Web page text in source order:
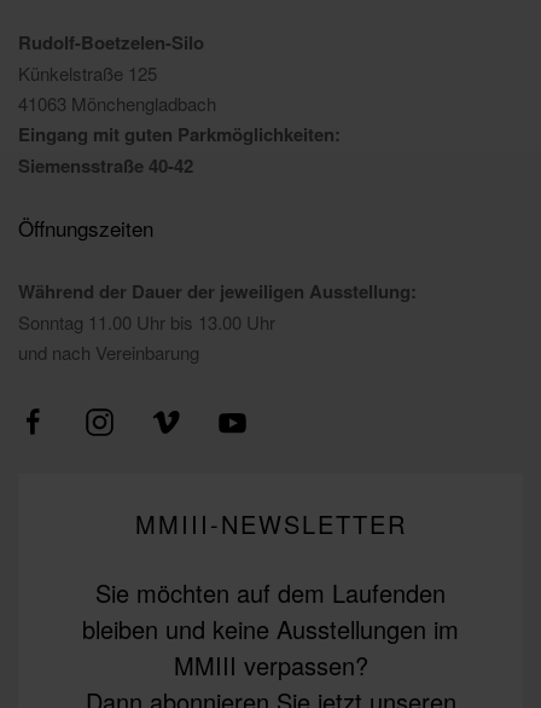
Rudolf-Boetzelen-Silo
Künkelstraße 125
41063 Mönchengladbach
Eingang mit guten Parkmöglichkeiten:
Siemensstraße 40-42
Öffnungszeiten
Während der Dauer der jeweiligen Ausstellung:
Sonntag 11.00 Uhr bis 13.00 Uhr
und nach Vereinbarung
MMIII-NEWSLETTER
Sie möchten auf dem Laufenden
bleiben und keine Ausstellungen im
MMIII verpassen?